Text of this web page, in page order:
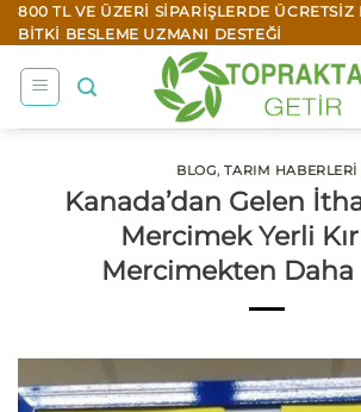
İçeriğe
atla
800 TL VE ÜZERI SIPARIŞLERDE ÜCRETSIZ
BITKI BESLEME UZMANI DESTEĞI
BLOG,TARIM HABERLERI
Kanada’dan Gelen
Mercimek Yerli
Mercimekten Daha